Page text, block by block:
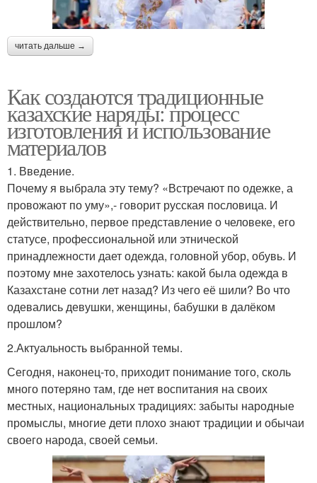
читать дальше →
Как создаются традиционные
казахские наряды: процесс
изготовления и использование
материалов
1. Введение.
Почему я выбрала эту тему? «Встречают по одежке, а
провожают по уму»,- говорит русская пословица. И
действительно, первое представление о человеке, его
статусе, профессиональной или этнической
принадлежности дает одежда, головной убор, обувь. И
поэтому мне захотелось узнать: какой была одежда в
Казахстане сотни лет назад? Из чего её шили? Во что
одевались девушки, женщины, бабушки в далёком
прошлом?
2.Актуальность выбранной темы.
Сегодня, наконец-то, приходит понимание того, сколь
много потеряно там, где нет воспитания на своих
местных, национальных традициях: забыты народные
промыслы, многие дети плохо знают традиции и обычаи
своего народа, своей семьи.